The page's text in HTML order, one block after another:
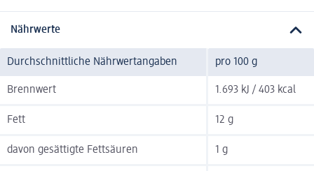
Nährwerte
Durchschnittliche Nährwertangaben pro 100 g
Brennwert 1.693 kJ / 403 kcal
Fett 12 g
davon gesättigte Fettsäuren 1 g